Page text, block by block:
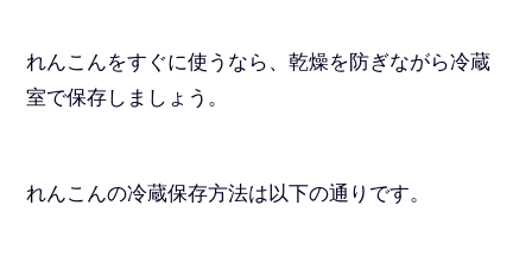
れんこんをすぐに使うなら、乾燥を防ぎながら冷蔵
室で保存しましょう。
れんこんの冷蔵保存方法は以下の通りです。